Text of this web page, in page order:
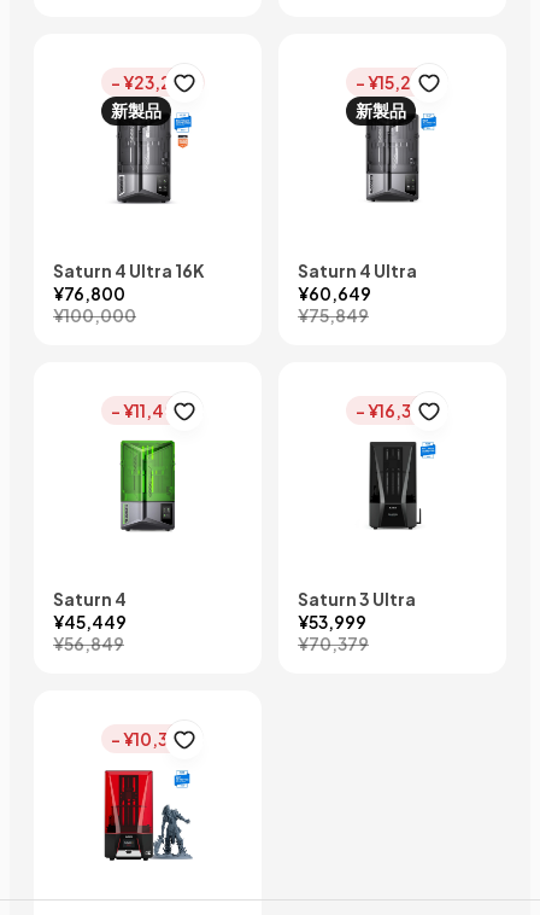
- ¥23,200
新製品
Saturn 4 Ultra 16K
¥76,800
¥100,000
- ¥15,200
新製品
Saturn 4 Ultra
¥60,649
¥75,849
- ¥11,400
Saturn 4
¥45,449
¥56,849
- ¥16,380
Saturn 3 Ultra
¥53,999
¥70,379
- ¥10,340